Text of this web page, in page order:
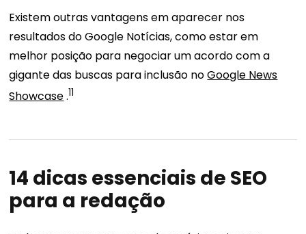
Existem outras vantagens em aparecer nos
resultados do Google Notícias, como estar em
melhor posição para negociar um acordo com a
gigante das buscas para inclusão noGoogle News
Showcase.11
14 dicas essenciais de SEO
para a redação